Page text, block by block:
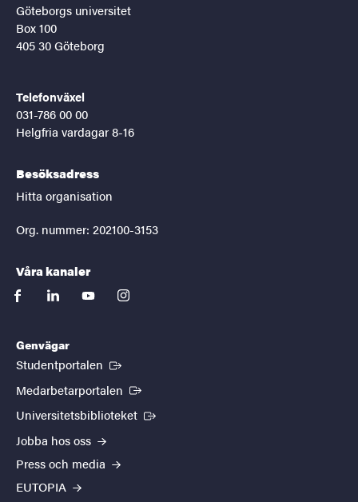
Göteborgs universitet
Box 100
405 30 Göteborg
Telefonväxel
031-786 00 00
Helgfria vardagar 8-16
Besöksadress
Hitta organisation
Org. nummer: 202100-3153
Våra kanaler
facebooklinkedinyoutubeinstagram
Genvägar
Studentportalen (Extern länk)
Medarbetarportalen (Extern länk)
Universitetsbiblioteket (Extern länk)
Jobba hos oss
Press och media
EUTOPIA